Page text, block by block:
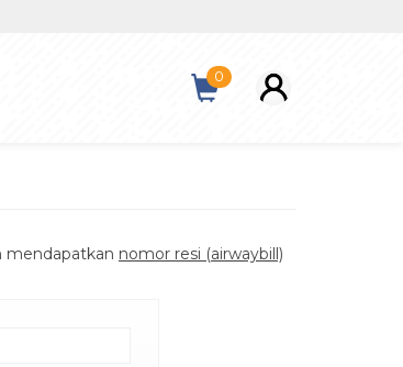
0
mendapatkan nomor resi (airwaybill)